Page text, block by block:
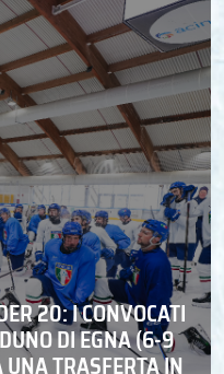
20: I CONVOCATI
DI EGNA (6-9
UNA TRASFERTA IN